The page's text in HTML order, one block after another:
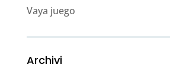
Vaya juego
Archivi